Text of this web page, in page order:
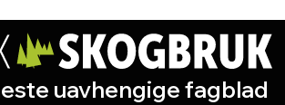
uavhengige fagblad